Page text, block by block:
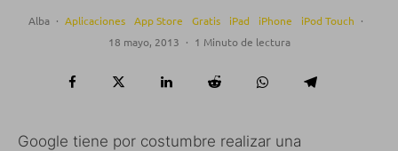
Alba · Aplicaciones App Store Gratis iPad iPhone iPod Touch ·
18 mayo, 2013 · 1 Minuto de lectura
Google tiene por costumbre realizar una